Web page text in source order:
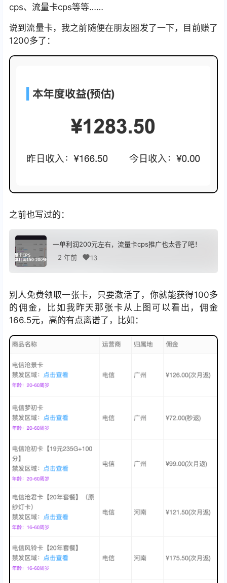
cps、流量卡cps等等……
说到流量卡，我之前随便在朋友圈发了一下，目前赚了
1200多了：
之前也写过的：
一单利润200元左右，流量卡cps推广也太香了吧！
2 年前
13
别人免费领取一张卡，只要激活了，你就能获得100多
的佣金，比如我昨天那张卡从上图可以看出，佣金
166.5元，高的有点离谱了，比如：